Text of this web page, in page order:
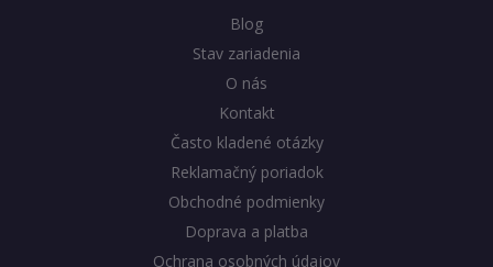
Blog
Stav zariadenia
O nás
Kontakt
Často kladené otázky
Reklamačný poriadok
Obchodné podmienky
Doprava a platba
Ochrana osobných údajov